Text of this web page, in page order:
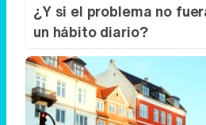
¿Y si el problema no
un hábito diario?